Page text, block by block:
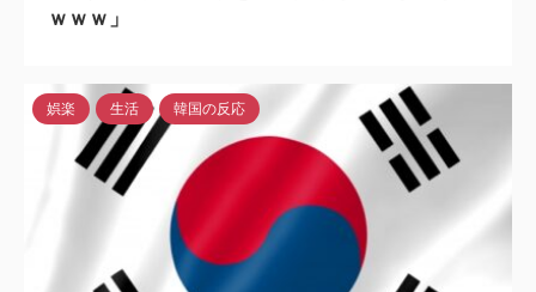
ｗｗｗ」
娯楽 生活 韓国の反応